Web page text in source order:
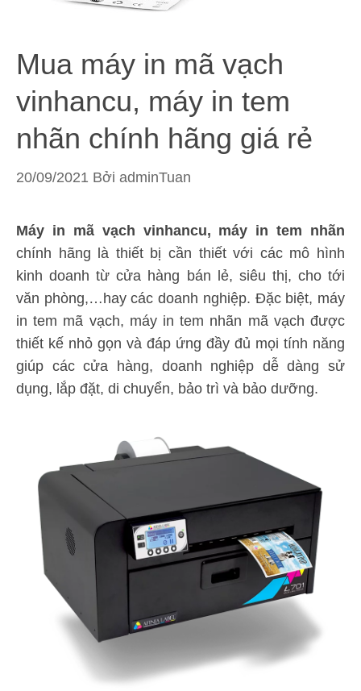
Mua máy in mã vạch
vinhancu, máy in tem
nhãn chính hãng giá rẻ
20/09/2021 Bởi adminTuan
Máy in mã vạch vinhancu, máy in tem nhãn
chính hãng là thiết bị cần thiết với các mô hình
kinh doanh từ cửa hàng bán lẻ, siêu thị, cho tới
văn phòng,…hay các doanh nghiệp. Đặc biệt, máy
in tem mã vạch, máy in tem nhãn mã vạch được
thiết kế nhỏ gọn và đáp ứng đầy đủ mọi tính năng
giúp các cửa hàng, doanh nghiệp dễ dàng sử
dụng, lắp đặt, di chuyển, bảo trì và bảo dưỡng.